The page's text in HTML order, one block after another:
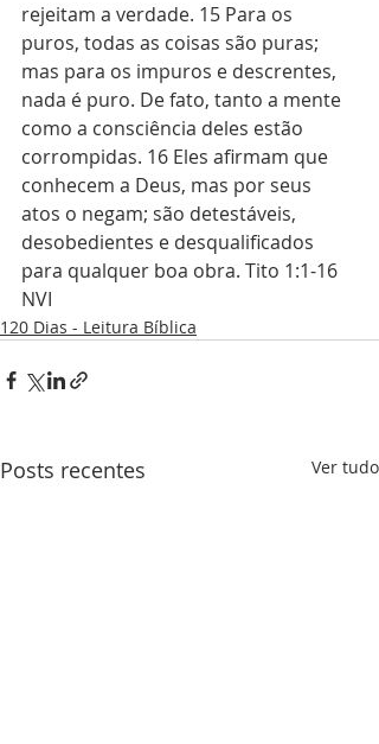
rejeitam a verdade. 15 Para os
puros, todas as coisas são puras;
mas para os impuros e descrentes,
nada é puro. De fato, tanto a mente
como a consciência deles estão
corrompidas. 16 Eles afirmam que
conhecem a Deus, mas por seus
atos o negam; são detestáveis,
desobedientes e desqualificados
para qualquer boa obra. Tito 1:1-16
NVI
120 Dias - Leitura Bíblica
Posts recentes Ver tudo